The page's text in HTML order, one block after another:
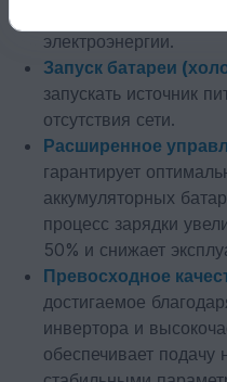
электроэнергии.
Запуск батареи
запускать источник
отсутствия сети.
Расширенное
гарантирует
аккумуляторных
процесс зарядки
50% и снижает
Превосходное
достигаемое
инвертора и
обеспечивает